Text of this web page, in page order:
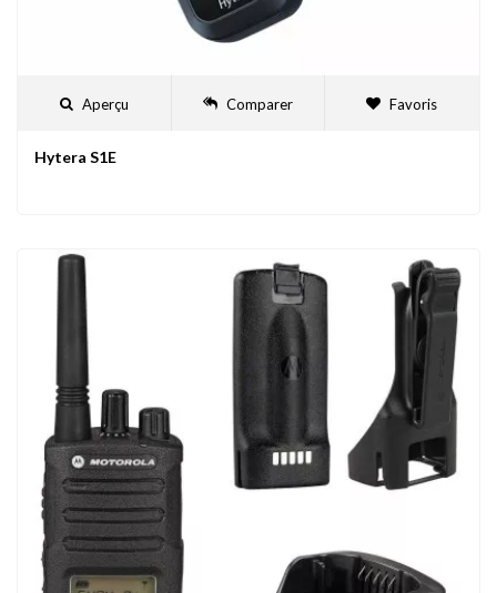
Aperçu Comparer Favoris
Hytera S1E